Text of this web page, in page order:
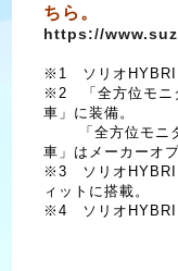
ちら。
https://
※1 ソリオ
※2 「全方位モニ
車」に装備。
「全方位モニタ
車」はメーカーオ
※3 ソリオ
ィットに搭載。
※4 ソリオ